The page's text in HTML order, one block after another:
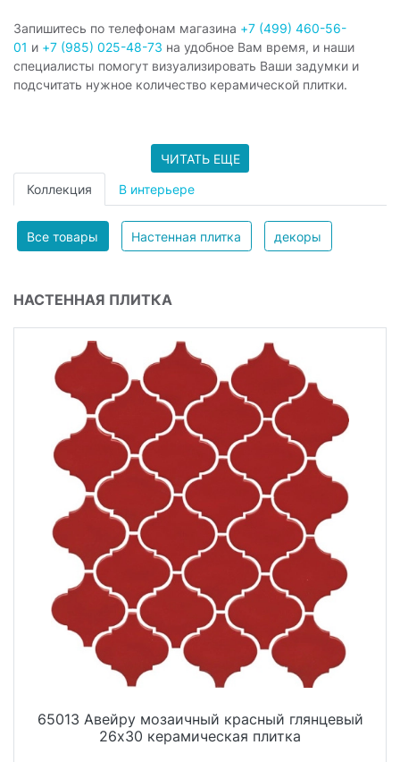
Запишитесь по телефонам магазина +7 (499) 460-56-
01 и +7 (985) 025-48-73 на удобное Вам время, и наши
специалисты помогут визуализировать Ваши задумки и
подсчитать нужное количество керамической плитки.
ЧИТАТЬ ЕЩЕ
Коллекция В интерьере
Все товары Настенная плитка декоры
НАСТЕННАЯ ПЛИТКА
65013 Авейру мозаичный красный глянцевый
26х30 керамическая плитка